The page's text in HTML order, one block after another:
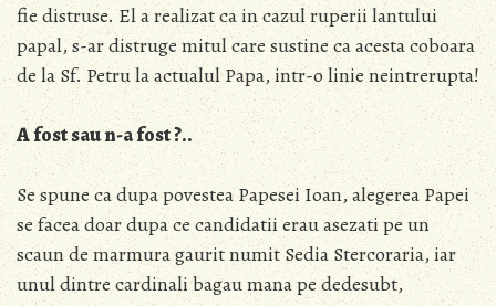
fie distruse. El a realizat ca in cazul ruperii lantului
papal, s-ar distruge mitul care sustine ca acesta coboara
de la Sf. Petru la actualul Papa, intr-o linie neintrerupta!
A fost sau n-a fost ?..
Se spune ca dupa povestea Papesei Ioan, alegerea Papei
se facea doar dupa ce candidatii erau asezati pe un
scaun de marmura gaurit numit Sedia Stercoraria, iar
unul dintre cardinali bagau mana pe dedesubt,